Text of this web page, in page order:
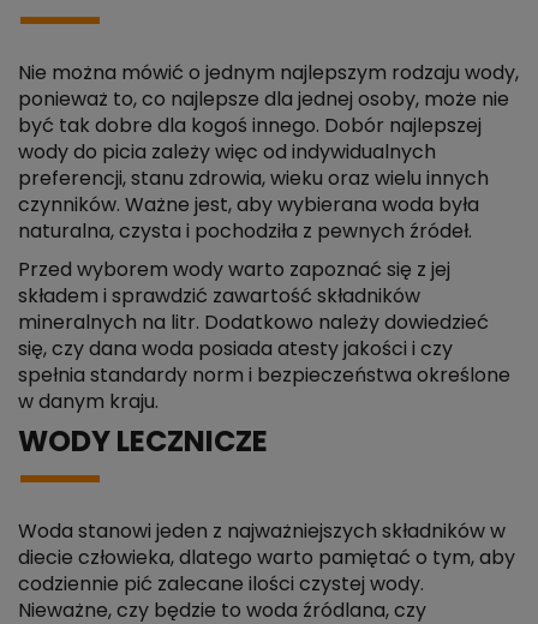
Nie można mówić o jednym najlepszym rodzaju wody,
ponieważ to, co najlepsze dla jednej osoby, może nie
być tak dobre dla kogoś innego. Dobór najlepszej
wody do picia zależy więc od indywidualnych
preferencji, stanu zdrowia, wieku oraz wielu innych
czynników. Ważne jest, aby wybierana woda była
naturalna, czysta i pochodziła z pewnych źródeł.
Przed wyborem wody warto zapoznać się z jej
składem i sprawdzić zawartość składników
mineralnych na litr. Dodatkowo należy dowiedzieć
się, czy dana woda posiada atesty jakości i czy
spełnia standardy norm i bezpieczeństwa określone
w danym kraju.
WODY LECZNICZE
Woda stanowi jeden z najważniejszych składników w
diecie człowieka, dlatego warto pamiętać o tym, aby
codziennie pić zalecane ilości czystej wody.
Nieważne, czy będzie to woda źródlana, czy